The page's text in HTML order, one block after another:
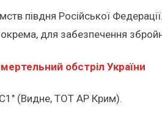
півдня Російської
для забезпечення
обстріл України
(Видне, ТОТ АР Крим).